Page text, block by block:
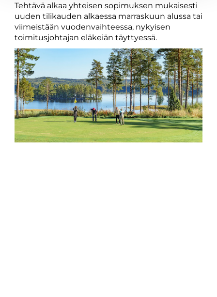
Tehtävä alkaa yhteisen sopimuksen mukaisesti
uuden tilikauden alkaessa marraskuun alussa tai
viimeistään vuodenvaihteessa, nykyisen
toimitusjohtajan eläkeiän täyttyessä.